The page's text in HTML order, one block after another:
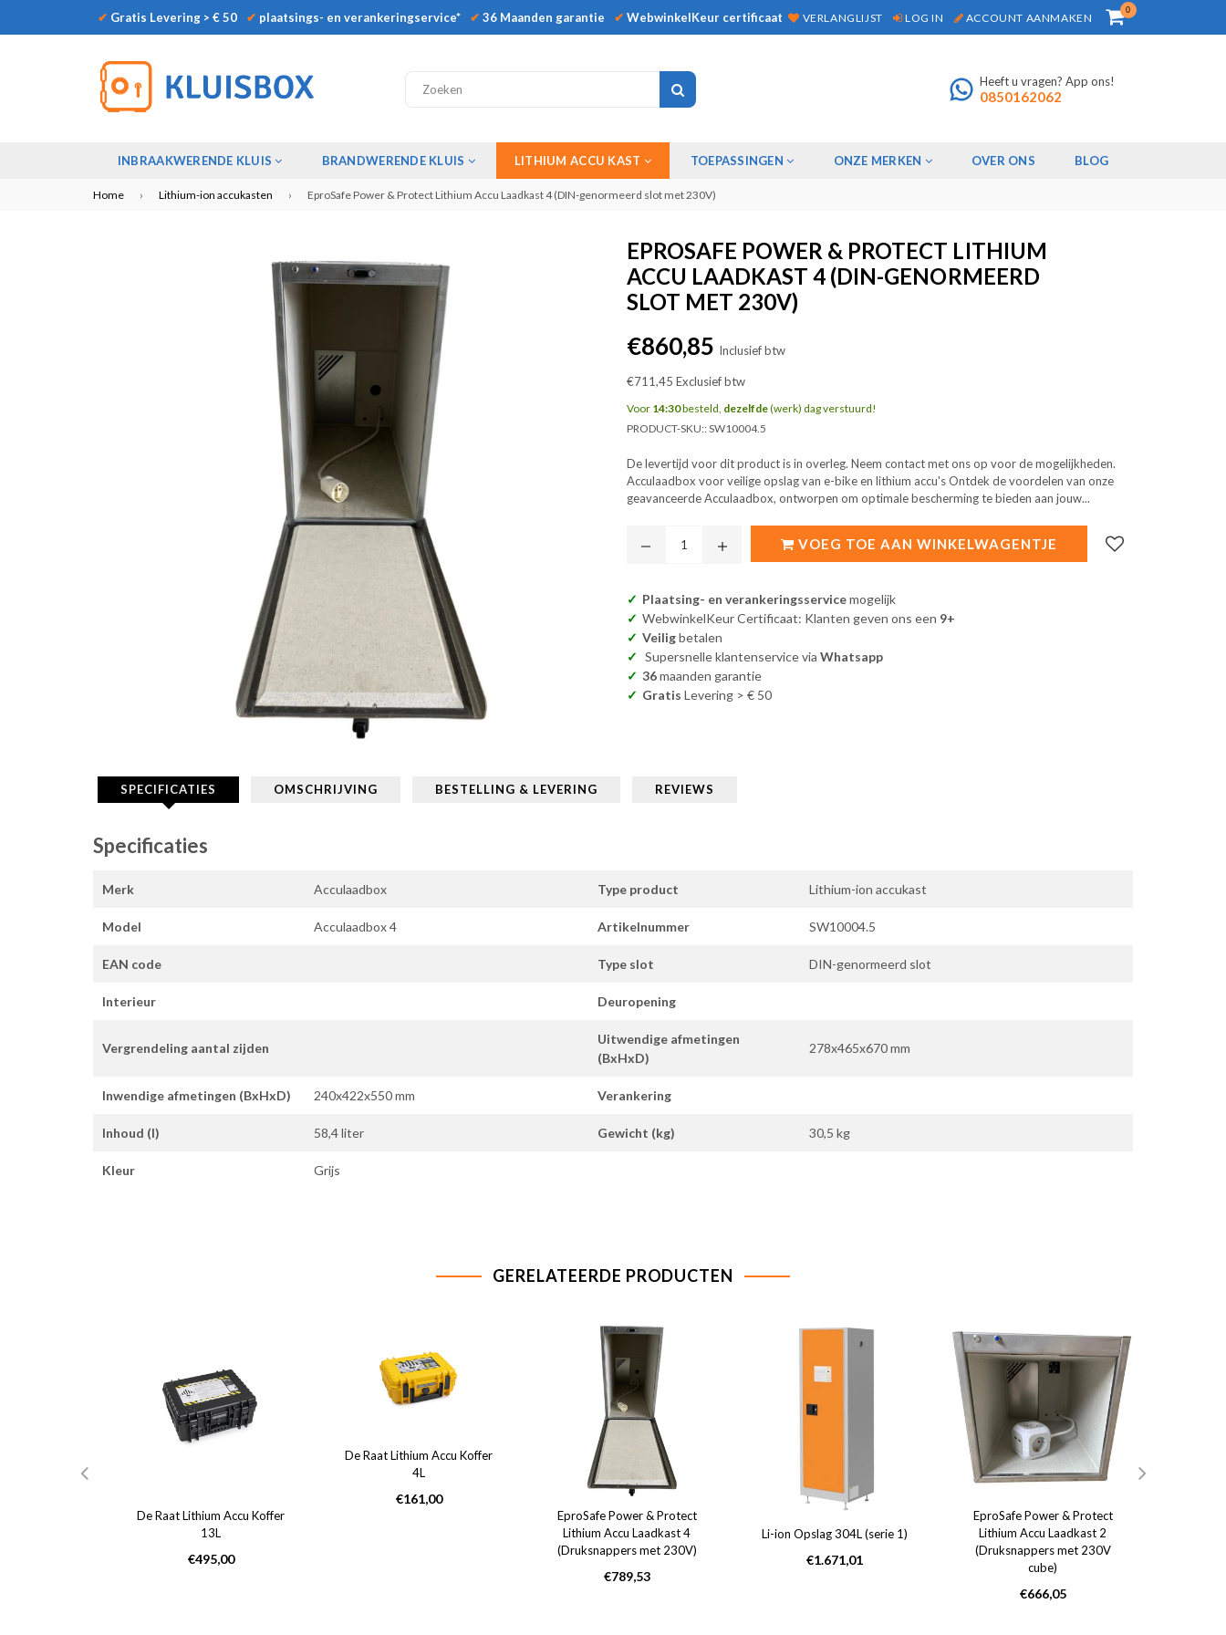
✔ Gratis Levering > € 50 ✔ plaatsings- en verankeringservice* ✔ 36 Maanden garantie ✔ WebwinkelKeur certificaat VERLANGLIJST LOG IN ACCOUNT AANMAKEN
0
Heeft u vragen? App ons!
0850162062
INBRAAKWERENDE KLUIS BRANDWERENDE KLUIS LITHIUM ACCU KAST TOEPASSINGEN ONZE MERKEN OVER ONS BLOG
Home › Lithium-ion accukasten › EproSafe Power & Protect Lithium Accu Laadkast 4 (DIN-genormeerd slot met 230V)
EPROSAFE POWER & PROTECT LITHIUM
ACCU LAADKAST 4 (DIN-GENORMEERD
SLOT MET 230V)
Normale
prijs
€860,85 Inclusief btw
€711,45 Exclusief btw
Voor 14:30besteld, dezelfde(werk) dag verstuurd!
PRODUCT-SKU::SW10004.5
De levertijd voor dit product is in overleg. Neem contact met ons op voor de mogelijkheden.
Acculaadbox voor veilige opslag van e-bike en lithium accu's Ontdek de voordelen van onze
geavanceerde Acculaadbox, ontworpen om optimale bescherming te bieden aan jouw...
VOEG TOE AAN WINKELWAGENTJE
Plaatsing- en verankeringsservicemogelijk
WebwinkelKeur Certificaat: Klanten geven ons een 9+
Veiligbetalen
Supersnelle klantenservice via Whatsapp
36maanden garantie
Gratis Levering > € 50
SPECIFICATIES OMSCHRIJVING BESTELLING & LEVERING REVIEWS
Specificaties
Merk Acculaadbox Type product Lithium-ion accukast
Model Acculaadbox 4 Artikelnummer SW10004.5
EAN code Type slot DIN-genormeerd slot
Interieur Deuropening
Vergrendeling aantal zijden
Uitwendige afmetingen
(BxHxD)
278x465x670 mm
Inwendige afmetingen (BxHxD) 240x422x550 mm Verankering
Inhoud (l) 58,4 liter Gewicht (kg) 30,5 kg
Kleur Grijs
GERELATEERDE PRODUCTEN
De Raat Lithium Accu Koffer
13L
Normale
€495,00
De Raat Lithium Accu Koffer
4L
Normale
€161,00
EproSafe Power & Protect
Lithium Accu Laadkast 4
(Druksnappers met 230V)
Normale
€789,53
Li-ion Opslag 304L (serie 1)
Normale
€1.671,01
EproSafe Power & Protect
Lithium Accu Laadkast 2
(Druksnappers met 230V
cube)
Normale
€666,05